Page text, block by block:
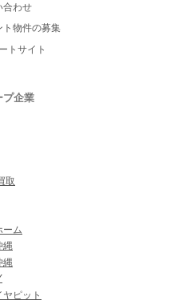
合わせ
ト物件の募集
トサイト
プ企業
取
ーム
縄
縄
ピット